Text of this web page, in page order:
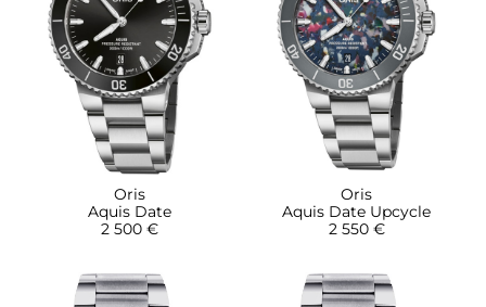
Oris
Aquis Date
2 500 €
Oris
Aquis Date Upcycle
2 550 €